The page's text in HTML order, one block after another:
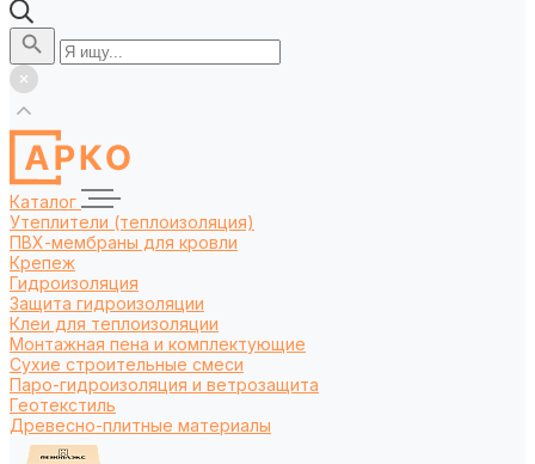
Каталог
Утеплители (теплоизоляция)
ПВХ-мембраны для кровли
Крепеж
Гидроизоляция
Защита гидроизоляции
Клеи для теплоизоляции
Монтажная пена и комплектующие
Сухие строительные смеси
Паро-гидроизоляция и ветрозащита
Геотекстиль
Древесно-плитные материалы